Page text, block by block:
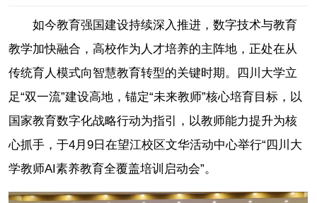
如今教育强国建设持续深入推进，数字技术与教育
教学加快融合，高校作为人才培养的主阵地，正处在从
传统育人模式向智慧教育转型的关键时期。四川大学立
足“双一流”建设高地，锚定“未来教师”核心培育目标，以
国家教育数字化战略行动为指引，以教师能力提升为核
心抓手，于4月9日在望江校区文华活动中心举行“四川大
学教师AI素养教育全覆盖培训启动会”。